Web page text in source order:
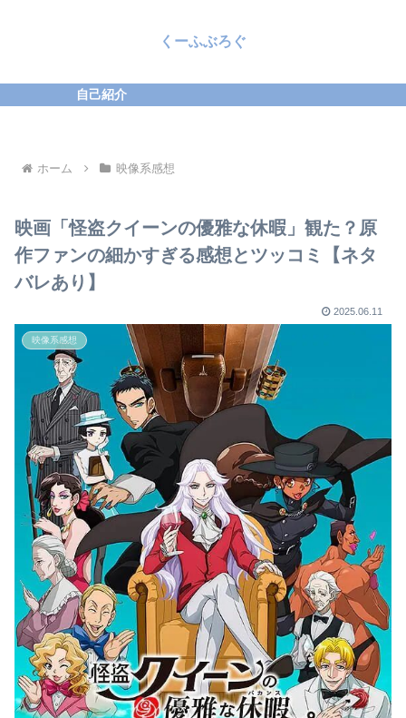
くーふぶろぐ
自己紹介
ホーム 映像系感想
映画「怪盗クイーンの優雅な休暇」観た？原
作ファンの細かすぎる感想とツッコミ【ネタ
バレあり】
2025.06.11
映像系感想